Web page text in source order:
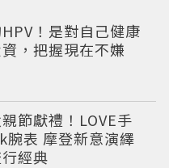
！是對自己健康
，把握現在不嫌
節獻禮！LOVE手
腕表 摩登新意演繹
經典